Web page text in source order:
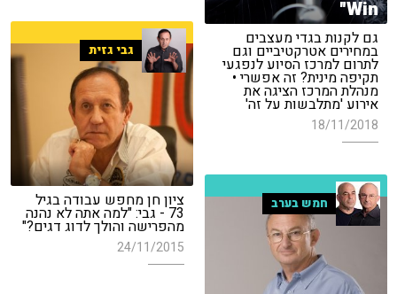
Win"
גם לקנות בגדי מעצבים
במחירים אטרקטיביים וגם
לתרום למרכז הסיוע לנפגעי
תקיפה מינית? זה אפשרי •
מנהלת המרכז הציגה את
אירוע 'מתלבשות על זה'
18/11/2018
גבי גזית
ציון חן מחפש עבודה בגיל
73 - גבי: "למה אתה לא נהנה
מהפרישה והולך לדוג דגים?"
24/11/2015
חמש בערב